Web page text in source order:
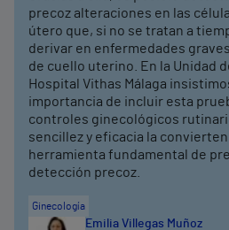
precoz alteraciones en las
útero que, si no se tratan a
derivar en enfermedades
de cuello uterino. En la Unidad
Hospital Vithas Málaga
importancia de incluir esta
controles ginecológicos
sencillez y eficacia la convierten
herramienta fundamental de
detección precoz.
Ginecología
Emilia Villegas Muñoz